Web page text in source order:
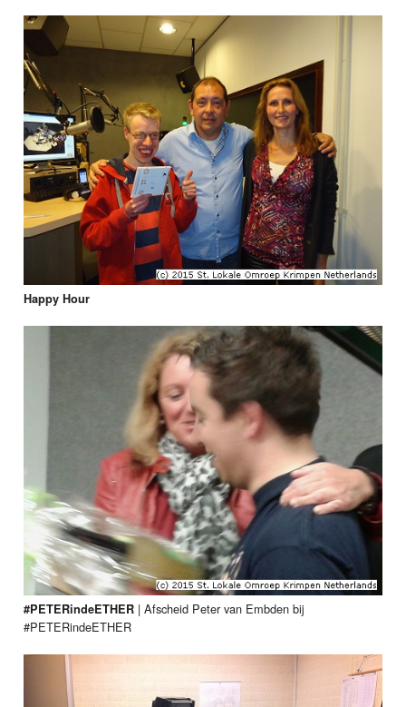
Happy Hour
#PETERindeETHER |Afscheid Peter van Embden bij
#PETERindeETHER